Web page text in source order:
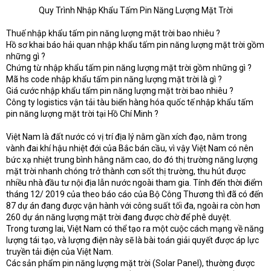
r
Quy Trình Nhập Khẩu Tấm Pin Năng Lượng Mặt Trời​
Thuế nhập khẩu tấm pin năng lượng mặt trời bao nhiêu ?
Hồ sơ khai báo hải quan nhập khẩu tấm pin năng lượng mặt trời gồm
những gì ?
Chứng từ nhập khẩu tấm pin năng lượng mặt trời gồm những gì ?
Mã hs code nhập khẩu tấm pin năng lượng mặt trời là gì ?
Giá cước nhập khẩu tấm pin năng lượng mặt trời bao nhiêu ?
Công ty logistics vận tải tàu biển hàng hóa quốc tế nhập khẩu tấm
pin năng lượng mặt trời tại Hồ Chí Minh ?
Việt Nam là đất nước có vị trí địa lý nằm gần xích đạo, nằm trong
vành đai khí hậu nhiệt đới của Bắc bán cầu, vì vậy Việt Nam có nên
bức xạ nhiệt trung bình hằng năm cao, do đó thị trường năng lượng
mặt trời nhanh chóng trở thành cơn sốt thị trường, thu hút được
nhiều nhà đầu tư nội địa lẫn nước ngoài tham gia. Tính đến thời điểm
tháng 12/ 2019 của theo báo cáo của Bộ Công Thương thì đã có đến
87 dự án đang được vận hành với công suất tối đa, ngoài ra còn hơn
260 dự án năng lượng mặt trời đang được chờ để phê duyệt.
Trong tương lai, Việt Nam có thể tạo ra một cuộc cách mạng về năng
lượng tái tạo, và lượng điện này sẽ là bài toán giải quyết được áp lực
truyền tải điện của Việt Nam.
Các sản phẩm pin năng lượng mặt trời (Solar Panel), thường được